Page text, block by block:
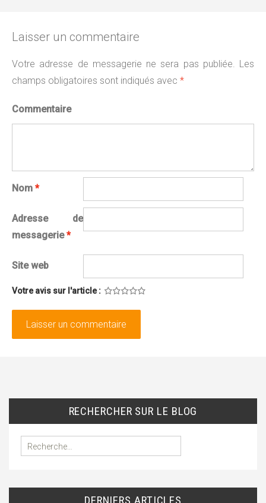
Laisser un commentaire
Votre adresse de messagerie ne sera pas publiée. Les
champs obligatoires sont indiqués avec *
Commentaire
Nom *
Adresse de
messagerie*
Site web
Votre avis sur l'article : 5
4
3
2
1
RECHERCHER SUR LE BLOG
e
e